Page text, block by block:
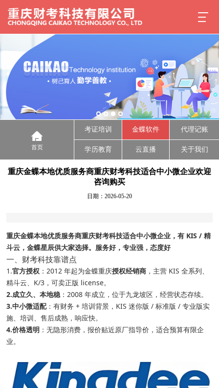
首页
考证培训 金蝶软件 代理记账
学历教育 云直播 关于我们
重庆金蝶本地优质服务商重庆财考科技适合中小微企业欢迎
咨询购买
日期：2026-05-20
重庆金蝶本地优质服务商重庆财考科技适合中小微企业，有 KIS / 精
斗云，金蝶星辰供大家选择。服务好，专业强，态度好
一、财考科技靠谱点
1.官方授权 ：2012 年起为金蝶重庆授权经销商 ，主营 KIS 全系列、
精斗云、K/3，可卖正版 license。
2.成立久、本地稳：2008 年成立，位于九龙坡区，经营状态存续。
3.中小微适配：有财务 + 培训背景，KIS 迷你版 / 标准版 / 专业版实
施、培训、售后成熟，响应快。
4.价格透明 ：无隐形消费，报价贴近原厂指导价，适合预算有限企
业。